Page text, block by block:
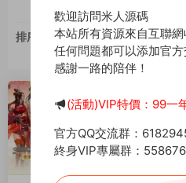
架設工具
排序 最新 更新 推薦
評論
随機
歡迎訪問米人源碼
本站所有資源來自互聯
任何問題都可以添加官方
感謝一路的陪伴！
(活動)VIP特價：99一
官方QQ交流群：
終身VIP專屬群：